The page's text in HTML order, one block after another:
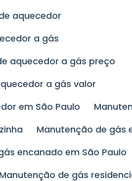
aquecedor
a gás
aquecedor a gás preço
a gás valor
em São Paulo
Manutenção de gás
encanado em São Paulo
Manutenção de gás